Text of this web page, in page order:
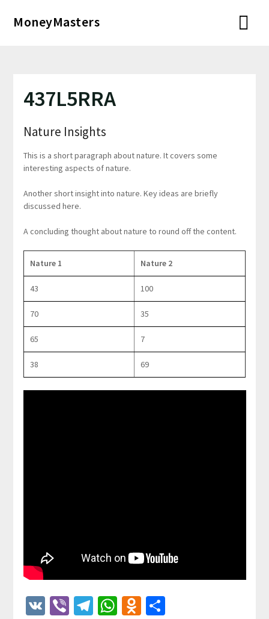
MoneyMasters
437L5RRA
Nature Insights
This is a short paragraph about nature. It covers some
interesting aspects of nature.
Another short insight into nature. Key ideas are briefly
discussed here.
A concluding thought about nature to round off the content.
Nature 1 Nature 2
43 100
70 35
65 7
38 69
VKViberTelegram
WhatsApp
Odnoklassniki
Отправить